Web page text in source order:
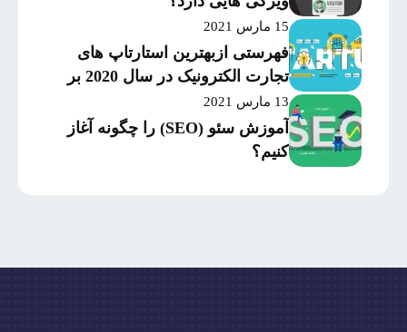
15 مارس 2021
فهرستی ازبهترین استارتاپ های
تجارت الکترونیک در سال 2020 بر
اساس میزان موفقیت و
سرمایه‌گذاری
13 مارس 2021
آموزش سئو (SEO) را چگونه آغاز
کنیم؟